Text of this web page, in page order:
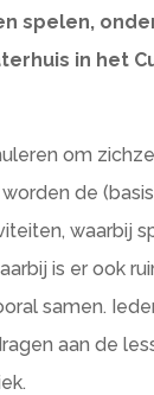
spelen,
in het
om
de
waarbij
is er ook
samen.
aan de